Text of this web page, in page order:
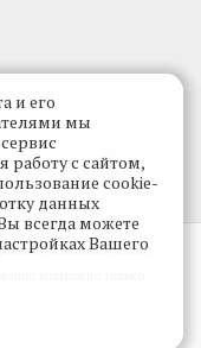
и использование
возможно только
и его
мы
с сайтом,
cookie-
данных
всегда можете
Вашего